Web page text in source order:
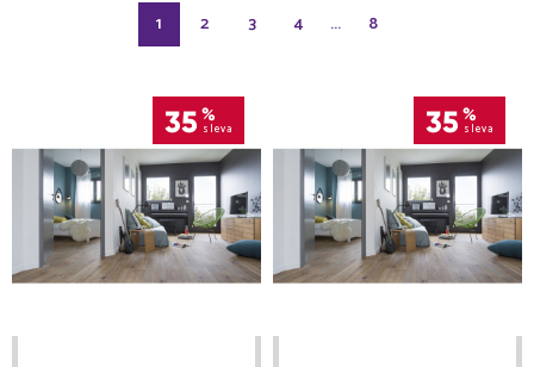
1 2 3 4 ... 8
35 %
sleva 35 %
sleva